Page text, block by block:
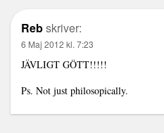
Rebskriver:
6 Maj 2012 kl. 7:23
JÄVLIGT GÖTT!!!!!
Ps. Not just philosopically.